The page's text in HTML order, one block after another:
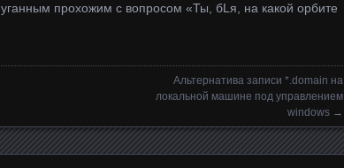
прохожим с вопросом «Ты, бLя, на какой орбите
Альтернатива записи *.domain на
локальной машине под управлением
windows →